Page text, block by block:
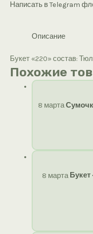
Написать в Telegram
Описание
Букет «220» состав:
Похожие
8 марта
8 марта